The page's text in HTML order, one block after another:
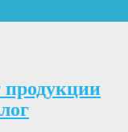
продукции